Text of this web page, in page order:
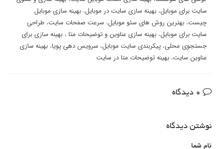
سایت برای موبایل، بهینه سازی سایت در موبایل، بهینه سازی موبایل
چیست، بهترین روش های سئو موبایل، سرعت صفحات سایت، طراحی
سایت برای موبایل، بهینه سازی عناوین و توضیحات متا ، بهینه سازی برای
جستجوی محلی، پیکربندی سایت موبایل، سرویس دهی پویا، بهینه سازی
عناوین سایت، بهینه توضیحات متا در سایت
نوشتن دیدگاه
نام شما